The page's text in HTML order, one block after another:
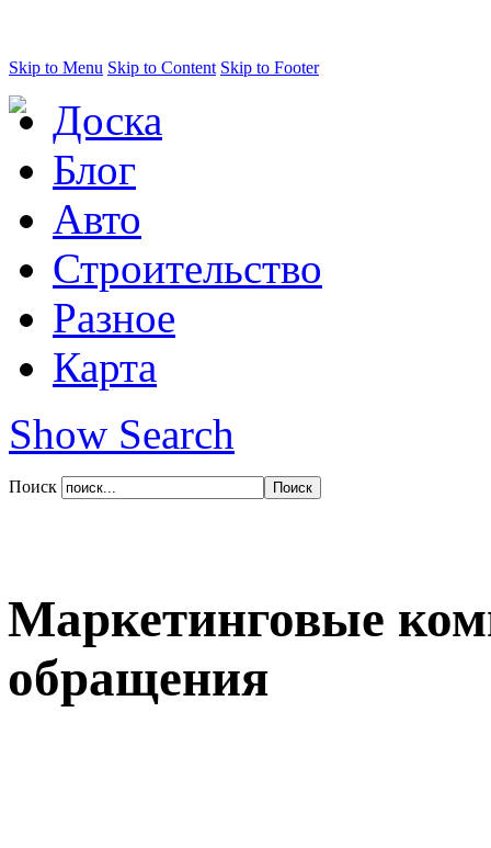
Skip to Menu Skip to Content Skip to Footer
Доска
Блог
Авто
Строительство
Разное
Карта
Show Search
Поиск
Маркетинговые
обращения